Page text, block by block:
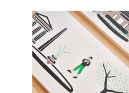
加入
「願
望輕
單」